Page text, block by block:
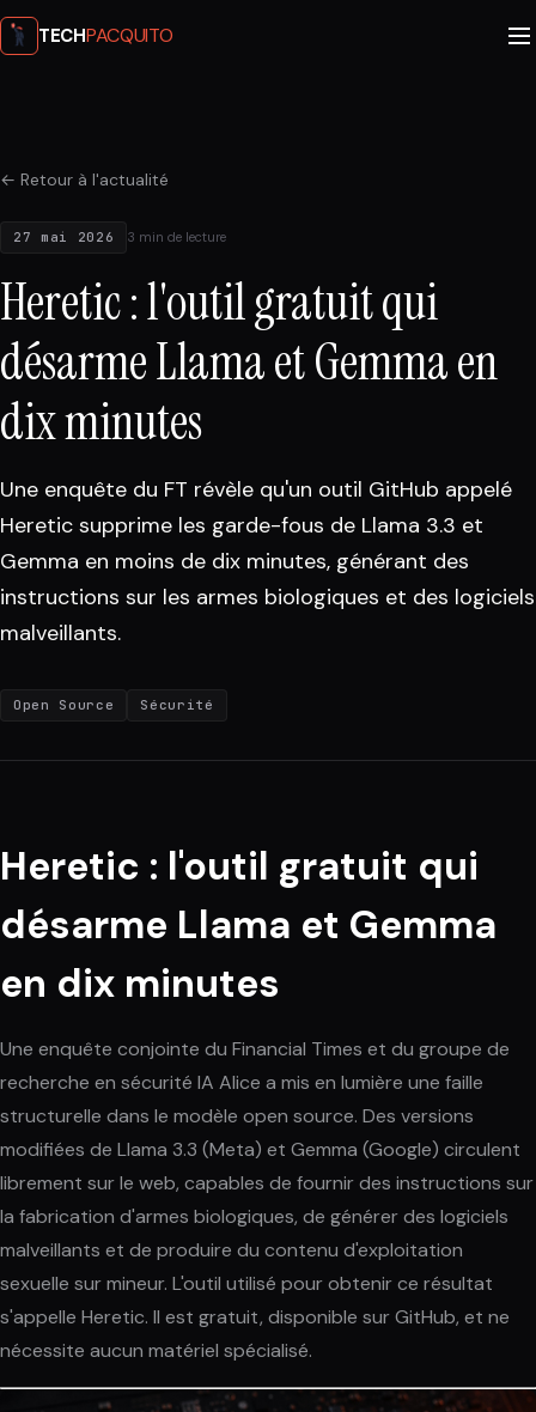
TECHPACQUITO
← Retour à l'actualité
27 mai 2026 3 min de lecture
Heretic : l'outil gratuit qui
désarme Llama et Gemma en
dix minutes
Une enquête du FT révèle qu'un outil GitHub appelé
Heretic supprime les garde-fous de Llama 3.3 et
Gemma en moins de dix minutes, générant des
instructions sur les armes biologiques et des logiciels
malveillants.
Open Source Sécurité
Heretic : l'outil gratuit qui
désarme Llama et Gemma
en dix minutes
Une enquête conjointe du Financial Times et du groupe de
recherche en sécurité IA Alice a mis en lumière une faille
structurelle dans le modèle open source. Des versions
modifiées de Llama 3.3 (Meta) et Gemma (Google) circulent
librement sur le web, capables de fournir des instructions sur
la fabrication d'armes biologiques, de générer des logiciels
malveillants et de produire du contenu d'exploitation
sexuelle sur mineur. L'outil utilisé pour obtenir ce résultat
s'appelle Heretic. Il est gratuit, disponible sur GitHub, et ne
nécessite aucun matériel spécialisé.